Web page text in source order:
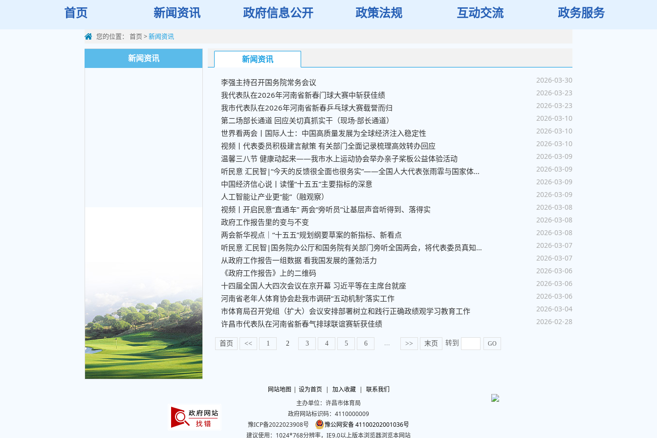
首页 新闻资讯 政府信息公开 政策法规 互动交流 政务服务
您的位置： 首页 >新闻资讯
新闻资讯 新闻资讯
李强主持召开国务院常务会议 2026-03-30
我代表队在2026年河南省新春门球大赛中斩获佳绩 2026-03-23
我市代表队在2026年河南省新春乒乓球大赛载誉而归 2026-03-23
第二场部长通道 回应关切真抓实干（现场·部长通道） 2026-03-10
世界看两会丨国际人士：中国高质量发展为全球经济注入稳定性 2026-03-10
视频丨代表委员积极建言献策 有关部门全面记录梳理高效转办回应 2026-03-10
温馨三八节 健康动起来——我市水上运动协会举办亲子桨板公益体验活动 2026-03-09
听民意 汇民智|“今天的反馈很全面也很务实”——全国人大代表张雨霏与国家体育总局工作人员面对面 2026-03-09
中国经济信心说丨读懂“十五五”主要指标的深意 2026-03-09
人工智能让产业更“能”（融观察） 2026-03-09
视频丨开启民意“直通车” 两会“旁听员”让基层声音听得到、落得实 2026-03-08
政府工作报告里的变与不变 2026-03-08
两会新华视点｜“十五五”规划纲要草案的新指标、新看点 2026-03-08
听民意 汇民智|国务院办公厅和国务院有关部门旁听全国两会，将代表委员真知灼见化为实招硬招 2026-03-07
从政府工作报告一组数据 看我国发展的蓬勃活力 2026-03-07
《政府工作报告》上的二维码 2026-03-06
十四届全国人大四次会议在京开幕 习近平等在主席台就座 2026-03-06
河南省老年人体育协会赴我市调研“五动机制”落实工作 2026-03-06
市体育局召开党组（扩大）会议安排部署树立和践行正确政绩观学习教育工作 2026-03-04
许昌市代表队在河南省新春气排球联谊赛斩获佳绩 2026-02-28
首页 << 1 2 3 4 5 6 ... >> 末页 转到 GO
网站地图 | 设为首页 | 加入收藏 | 联系我们
主办单位：许昌市体育局
政府网站标识码：4110000009
豫ICP备2022023908号
豫公网安备 41100202001036号
建议使用：1024*768分辨率，IE9.0以上版本浏览器浏览本网站